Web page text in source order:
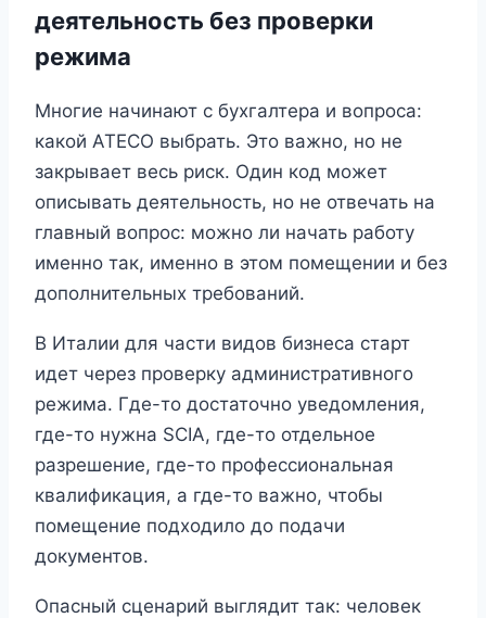
деятельность без проверки
режима
Многие начинают с бухгалтера и вопроса:
какой ATECO выбрать. Это важно, но не
закрывает весь риск. Один код может
описывать деятельность, но не отвечать на
главный вопрос: можно ли начать работу
именно так, именно в этом помещении и без
дополнительных требований.
В Италии для части видов бизнеса старт
идет через проверку административного
режима. Где-то достаточно уведомления,
где-то нужна SCIA, где-то отдельное
разрешение, где-то профессиональная
квалификация, а где-то важно, чтобы
помещение подходило до подачи
документов.
Опасный сценарий выглядит так: человек